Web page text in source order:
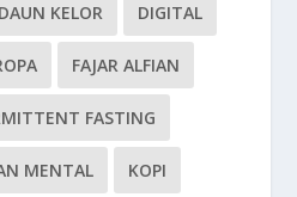
DAUN KELOR DIGITAL
FAJAR ALFIAN
FASTING
MENTAL KOPI